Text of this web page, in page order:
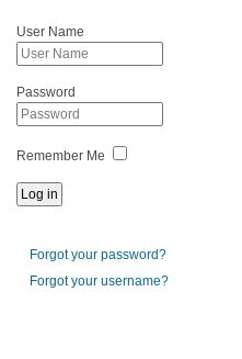
User Name
Password
Remember Me
Forgot your password?
Forgot your username?